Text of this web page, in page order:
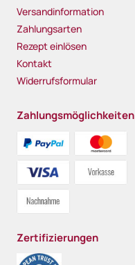
Versandinformation
Zahlungsarten
Rezept einlösen
Kontakt
Widerrufsformular
Zahlungsmöglichkeiten
Zertifizierungen